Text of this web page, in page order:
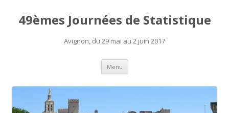
49èmes Journées de Statistique
Avignon, du 29 mai au 2 juin 2017
Menu Aller
contenu